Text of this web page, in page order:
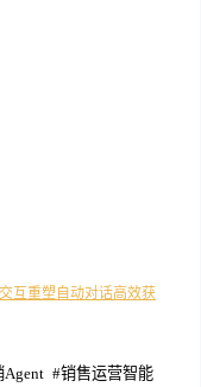
互重塑自动对话高效获
Agent #销售运营智能